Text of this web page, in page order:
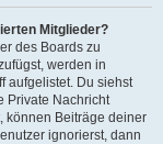
Mitglieder?
des Boards zu
werden in
aufgelistet. Du siehst
Private Nachricht
können Beiträge deiner
ignorierst, dann